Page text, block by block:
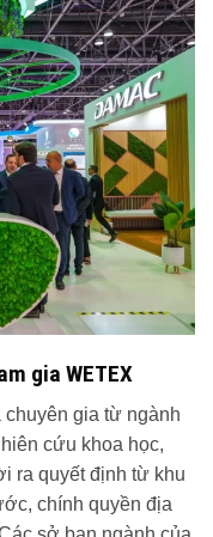
gia WETEX
gia từ ngành
cứu khoa học,
ra quyết định từ khu
chính quyền địa